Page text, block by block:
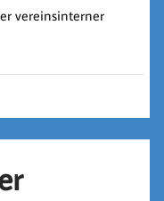
vereinsinterner